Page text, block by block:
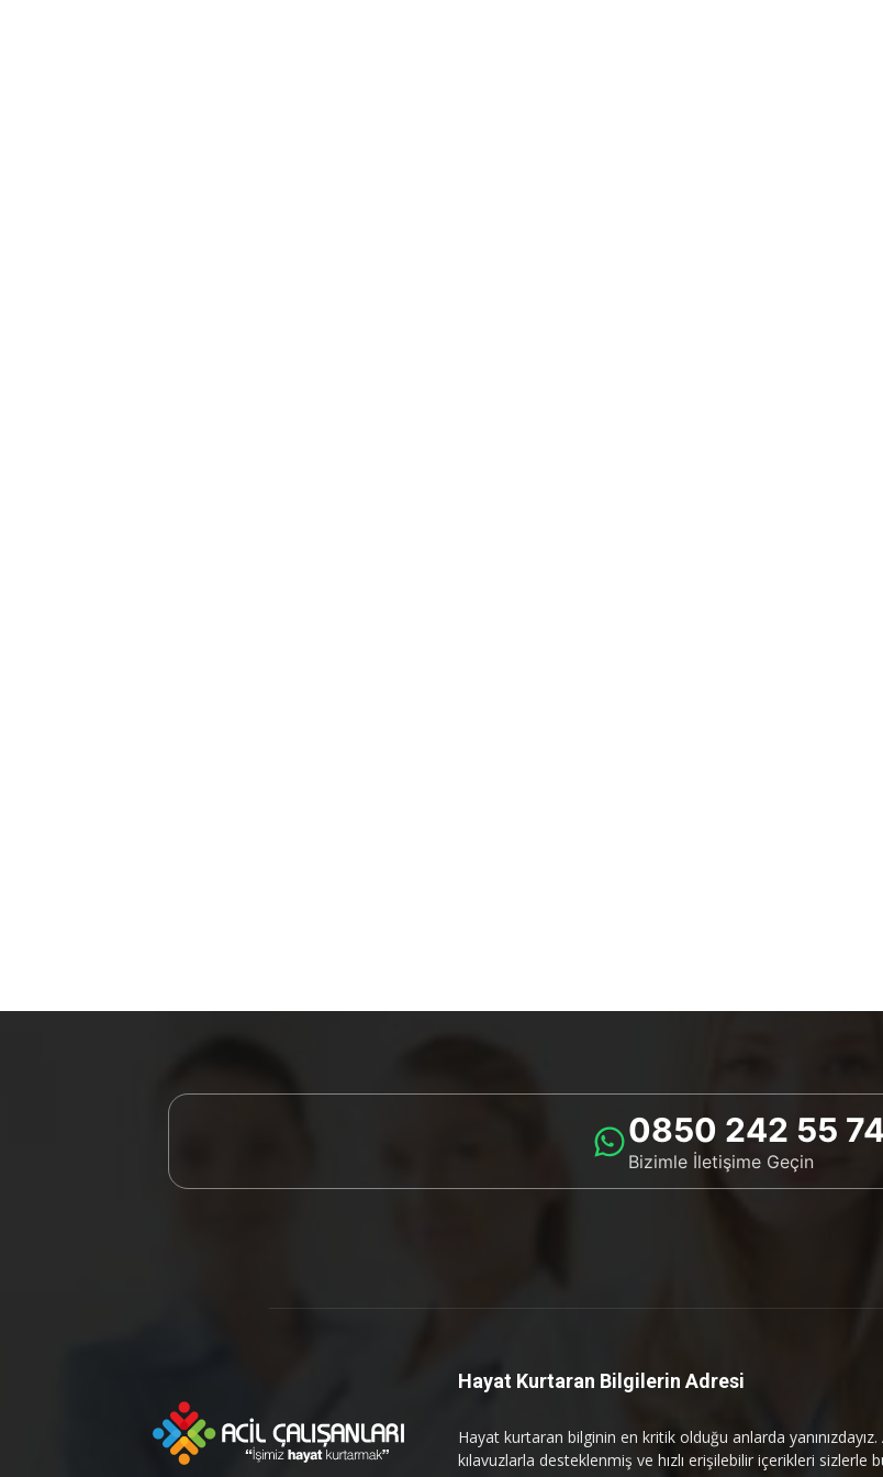
0850 242 55 74
Bizimle İletişime Geçin
Hayat Kurtaran Bilgilerin Adresi
Hayat kurtaran bilginin en kritik olduğu anlarda
kılavuzlarla desteklenmiş ve hızlı erişilebilir içerikleri sizlerle